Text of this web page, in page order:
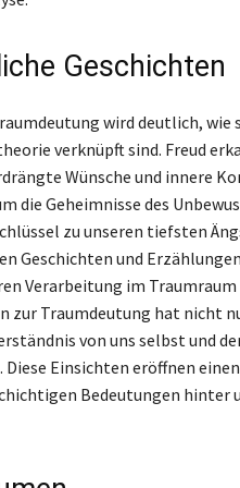
Geschichten
wird deutlich, wie
verknüpft sind. Freud
Wünsche und innere
die Geheimnisse des
zu unseren tiefsten
Geschichten und
Verarbeitung im
zur Traumdeutung hat nicht
von uns selbst und
Einsichten eröffnen
Bedeutungen hinter